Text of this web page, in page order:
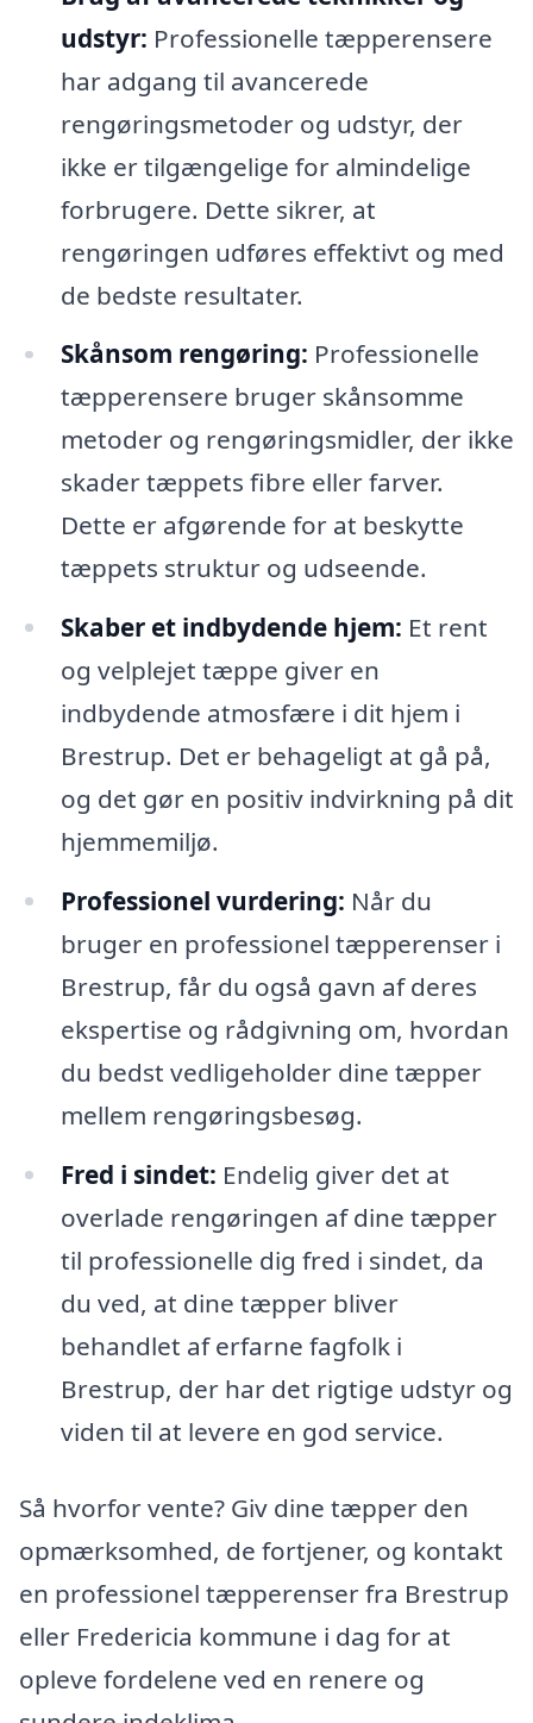
udstyr: Professionelle tæpperensere
har adgang til avancerede
rengøringsmetoder og udstyr, der
ikke er tilgængelige for almindelige
forbrugere. Dette sikrer, at
rengøringen udføres effektivt og med
de bedste resultater.
Skånsom rengøring: Professionelle
tæpperensere bruger skånsomme
metoder og rengøringsmidler, der ikke
skader tæppets fibre eller farver.
Dette er afgørende for at beskytte
tæppets struktur og udseende.
Skaber et indbydende hjem: Et rent
og velplejet tæppe giver en
indbydende atmosfære i dit hjem i
Brestrup. Det er behageligt at gå på,
og det gør en positiv indvirkning på dit
hjemmemiljø.
Professionel vurdering: Når du
bruger en professionel tæpperenser i
Brestrup, får du også gavn af deres
ekspertise og rådgivning om, hvordan
du bedst vedligeholder dine tæpper
mellem rengøringsbesøg.
Fred i sindet: Endelig giver det at
overlade rengøringen af dine tæpper
til professionelle dig fred i sindet, da
du ved, at dine tæpper bliver
behandlet af erfarne fagfolk i
Brestrup, der har det rigtige udstyr og
viden til at levere en god service.
Så hvorfor vente? Giv dine tæpper den
opmærksomhed, de fortjener, og kontakt
en professionel tæpperenser fra Brestrup
eller Fredericia kommune i dag for at
opleve fordelene ved en renere og